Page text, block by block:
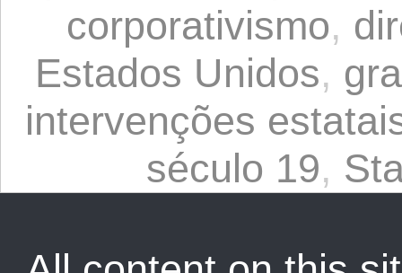
corporativismo,
Estados Unidos,
intervenções
século 19,